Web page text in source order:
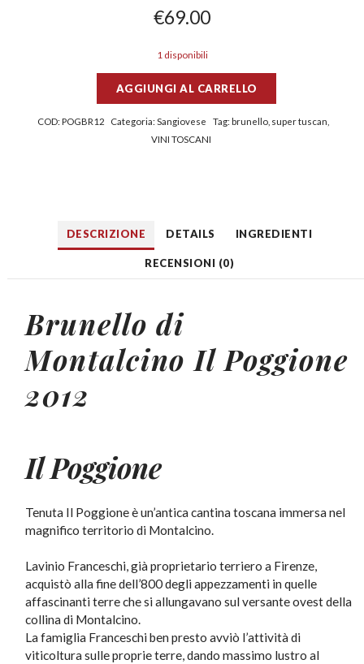
€69.00
1 disponibili
AGGIUNGI AL CARRELLO
COD: POGBR12 Categoria:Sangiovese Tag: brunello, super tuscan
VINI TOSCANI
DESCRIZIONE DETAILS INGREDIENTI
RECENSIONI (0)
Brunello di
Montalcino Il Poggione
2012
Il Poggione
Tenuta Il Poggione è un’antica cantina toscana immersa nel
magnifico territorio di Montalcino.
Lavinio Franceschi, già proprietario terriero a Firenze,
acquistò alla fine dell’800 degli appezzamenti in quelle
affascinanti terre che si allungavano sul versante ovest della
collina di Montalcino.
La famiglia Franceschi ben presto avviò l’attività di
viticoltura sulle proprie terre, dando massimo lustro al